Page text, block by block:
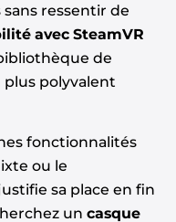
ressentir de
avec SteamVR
de
polyvalent
fonctionnalités
ou le
sa place en fin
un casque